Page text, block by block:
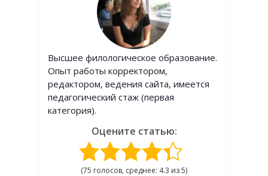
Высшее филологическое образование.
Опыт работы корректором,
редактором, ведения сайта, имеется
педагогический стаж (первая
категория).
Оцените статью:
(75 голосов, среднее: 4.3 из 5)